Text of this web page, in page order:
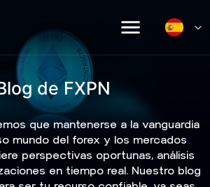
de FXPN
que mantenerse a la vanguardia
mundo del forex y los mercados
perspectivas oportunas, análisis
en tiempo real. Nuestro blog